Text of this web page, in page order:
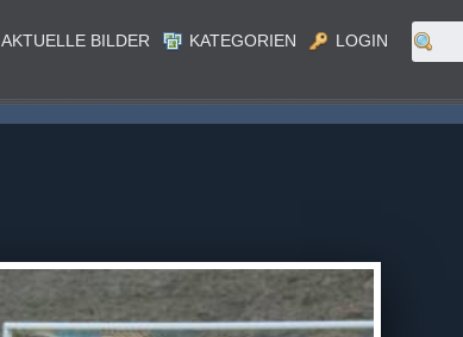
AKTUELLE BILDER KATEGORIEN LOGIN